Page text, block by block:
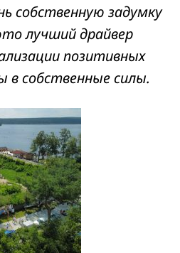
собственную задумку
лучший драйвер
позитивных
в собственные силы.